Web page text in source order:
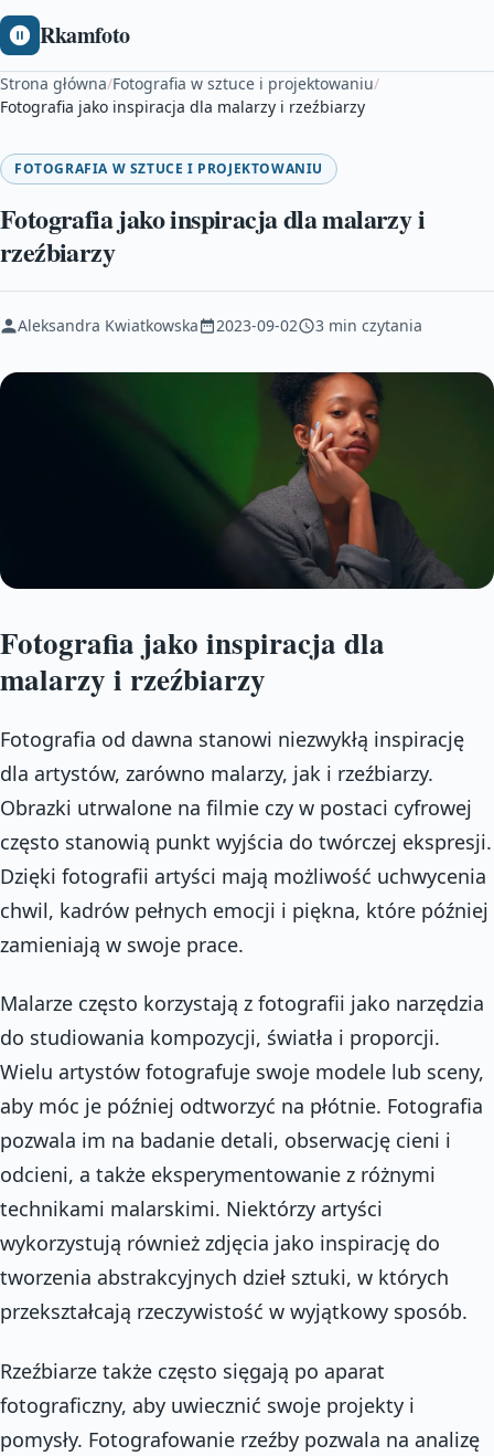
Rkamfoto
Strona główna/Fotografia w sztuce i projektowaniu/
Fotografia jako inspiracja dla malarzy i rzeźbiarzy
FOTOGRAFIA W SZTUCE I PROJEKTOWANIU
Fotografia jako inspiracja dla malarzy i
rzeźbiarzy
Aleksandra Kwiatkowska 2023-09-02 3 min czytania
Fotografia jako inspiracja dla
malarzy i rzeźbiarzy
Fotografia od dawna stanowi niezwykłą inspirację
dla artystów, zarówno malarzy, jak i rzeźbiarzy.
Obrazki utrwalone na filmie czy w postaci cyfrowej
często stanowią punkt wyjścia do twórczej ekspresji.
Dzięki fotografii artyści mają możliwość uchwycenia
chwil, kadrów pełnych emocji i piękna, które później
zamieniają w swoje prace.
Malarze często korzystają z fotografii jako narzędzia
do studiowania kompozycji, światła i proporcji.
Wielu artystów fotografuje swoje modele lub sceny,
aby móc je później odtworzyć na płótnie. Fotografia
pozwala im na badanie detali, obserwację cieni i
odcieni, a także eksperymentowanie z różnymi
technikami malarskimi. Niektórzy artyści
wykorzystują również zdjęcia jako inspirację do
tworzenia abstrakcyjnych dzieł sztuki, w których
przekształcają rzeczywistość w wyjątkowy sposób.
Rzeźbiarze także często sięgają po aparat
fotograficzny, aby uwiecznić swoje projekty i
pomysły. Fotografowanie rzeźby pozwala na analizę